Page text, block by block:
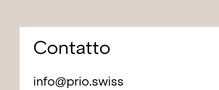
Contatto
info@prio.swiss